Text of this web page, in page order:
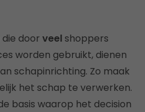
door veel shoppers
worden gebruikt, dienen
schapinrichting. Zo maak
het schap te verwerken.
basis waarop het decision